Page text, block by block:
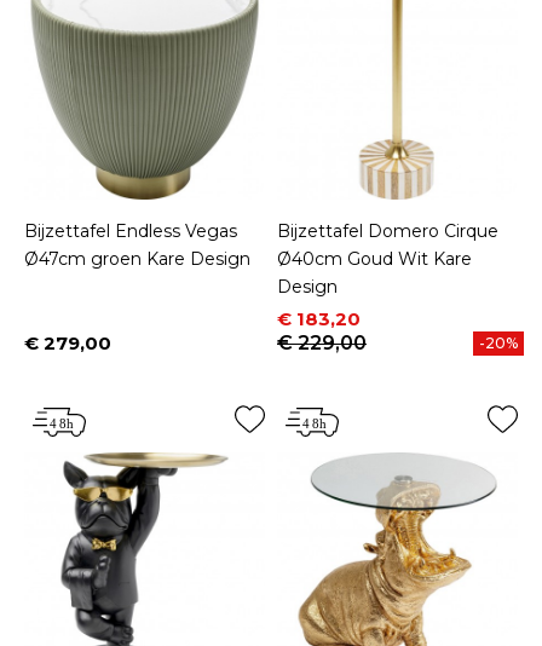
Bijzettafel Endless Vegas
Ø47cm groen Kare Design
Prijs
€ 279,00
Bijzettafel Domero Cirque
Ø40cm Goud Wit Kare
Design
Prijs
€ 183,20
Normale prijs
€ 229,00
-20%